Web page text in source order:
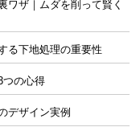
ワザ｜ムダを削って賢く
る下地処理の重要性
つの心得
デザイン実例